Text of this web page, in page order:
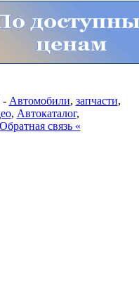
- Автомобили, запчасти,
, Автокаталог,
связь «